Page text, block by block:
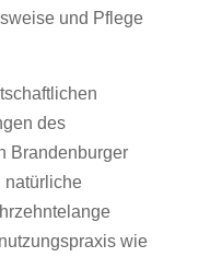
und Pflege
des
Brandenburger
natürliche
wie